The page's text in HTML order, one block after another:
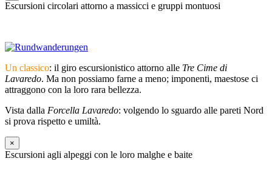
Escursioni circolari attorno a massicci e gruppi montuosi
Un classico: il giro escursionistico attorno alle Tre Cime di
Lavaredo. Ma non possiamo farne a meno; imponenti, maestose ci
attraggono con la loro rara bellezza.
Vista dalla Forcella Lavaredo: volgendo lo sguardo alle pareti Nord
si prova rispetto e umiltà.
×
Escursioni agli alpeggi con le loro malghe e baite